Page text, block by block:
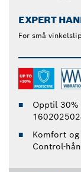
EXPERT
For små
Opptil
Komfort
Control-